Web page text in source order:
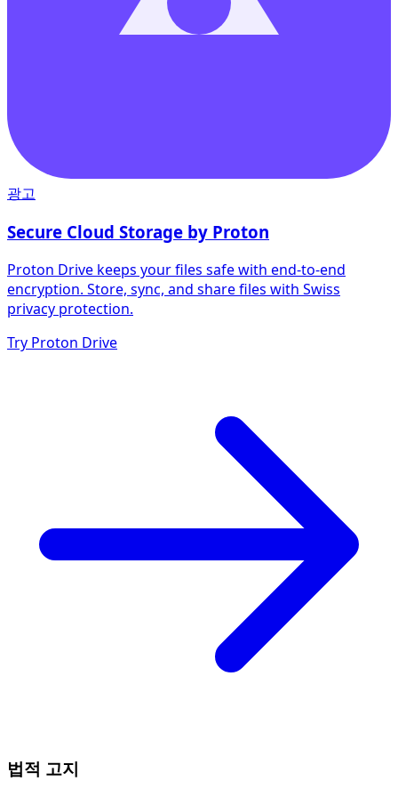
광고
Secure Cloud Storage by Proton
Proton Drive keeps your files safe with end-to-end
encryption. Store, sync, and share files with Swiss
privacy protection.
Try Proton Drive
법적 고지